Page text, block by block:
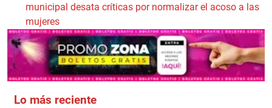
municipal desata críticas por normalizar el acoso a las
mujeres
Lo más reciente